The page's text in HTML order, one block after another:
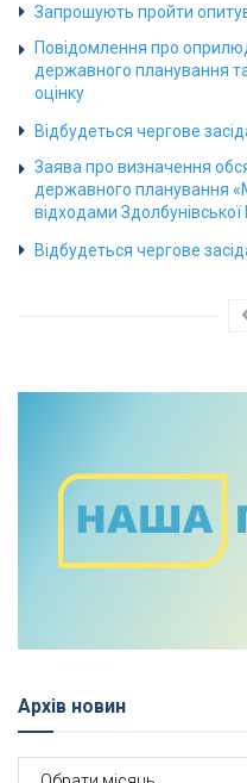
Запрошують пройти
Повідомлення про
державного планування та
оцінку
Відбудеться чергове
Заява про визначення
державного планування
відходами
Відбудеться чергове
Архів новин